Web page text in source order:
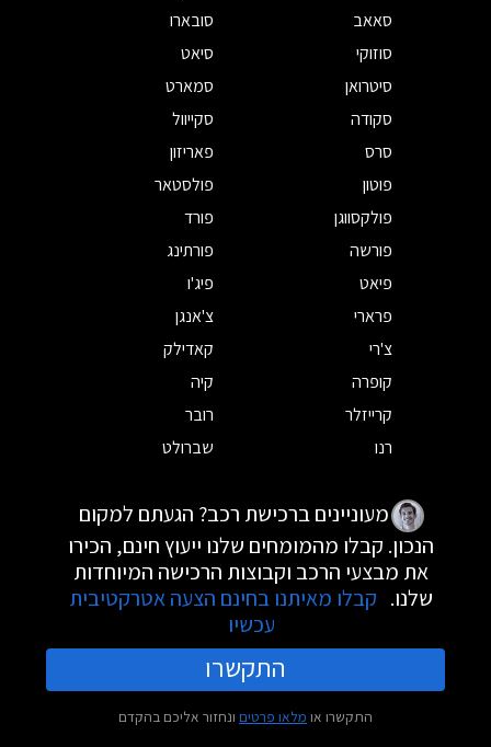
סאאב
סובארו
סוזוקי
סיאט
סיטרואן
סמארט
סקודה
סקייוול
סרס
פאריזון
פוטון
פולסטאר
פולקסווגן
פורד
פורשה
פורתינג
פיאט
פיג'ו
פרארי
צ'אנגן
צ'רי
קאדילק
קופרה
קיה
קרייזלר
רובר
רנו
שברולט
מעוניינים ברכישת רכב? הגעתם למקום
הנכון. קבלו מהמומחים שלנו ייעוץ חינם, הכירו
את מבצעי הרכב וקבוצות הרכישה המיוחדות
שלנו. קבלו מאיתנו בחינם הצעה אטרקטיבית
עכשיו
התקשרו
התקשרו או מלאו פרטים ונחזור אליכם בהקדם